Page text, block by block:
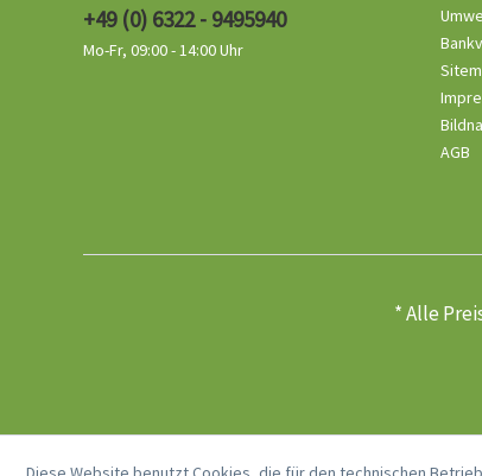
+49 (0) 6322 - 9495940
Mo-Fr, 09:00 - 14:00 Uhr
AGB
* Alle